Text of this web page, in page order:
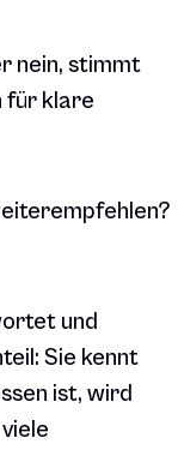
nein, stimmt
für klare
und
Sie kennt
ist, wird